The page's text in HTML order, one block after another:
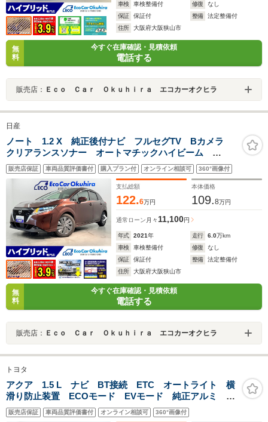
車検
車検整備付 修復
なし
保証
保証付 整備
法定整備付
住所
大阪府大阪狭山市
無
料
今すぐ在庫確認・見積依頼
電話する
販売店： Ｅｃｏ Ｃａｒ Ｏｋｕｈｉｒａ エコカーオクヒラ
日産
ノート 1.2 X 純正後付ナビ フルセグTV Bカメラ
クリアランスソナー オートマチックハイビーム
ETC 電動格納式ミラー
販売店保証 車両品質評価書付 購入プラン付 オンライン相談可 360°画像付
支払総額
122.6万円
本体価格
109.8万円
通常ローン 月々11,100円
年式 2021年 走行 6.0万km
車検
車検整備付 修復
なし
保証
保証付 整備
法定整備付
住所
大阪府大阪狭山市
無
料
今すぐ在庫確認・見積依頼
電話する
販売店： Ｅｃｏ Ｃａｒ Ｏｋｕｈｉｒａ エコカーオクヒラ
トヨタ
アクア 1.5 L ナビ BT接続 ETC オートライト 横
滑り防止装置 ECOモード EVモード 純正アルミ 電
動格納式ミラー
販売店保証 車両品質評価書付 オンライン相談可 360°画像付